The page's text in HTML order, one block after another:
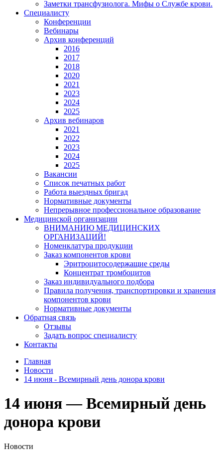
Заметки трансфузиолога. Мифы о Службе крови.
Специалисту
Конференции
Вебинары
Архив конференций
2016
2017
2018
2020
2021
2023
2024
2025
Архив вебинаров
2021
2022
2023
2024
2025
Вакансии
Список печатных работ
Работа выездных бригад
Нормативные документы
Непрерывное профессиональное образование
Медицинской организации
ВНИМАНИЮ МЕДИЦИНСКИХ
ОРГАНИЗАЦИЙ!
Номенклатура продукции
Заказ компонентов крови
Эритроцитосодержащие среды
Концентрат тромбоцитов
Заказ индивидуального подбора
Правила получения, транспортировки и хранения
компонентов крови
Нормативные документы
Обратная связь
Отзывы
Задать вопрос специалисту
Контакты
Главная
Новости
14 июня - Всемирный день донора крови
14 июня — Всемирный день
донора крови
Новости